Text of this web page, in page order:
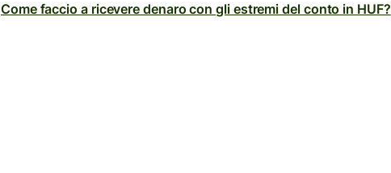
Come faccio a ricevere denaro con gli estremi del conto in HUF?